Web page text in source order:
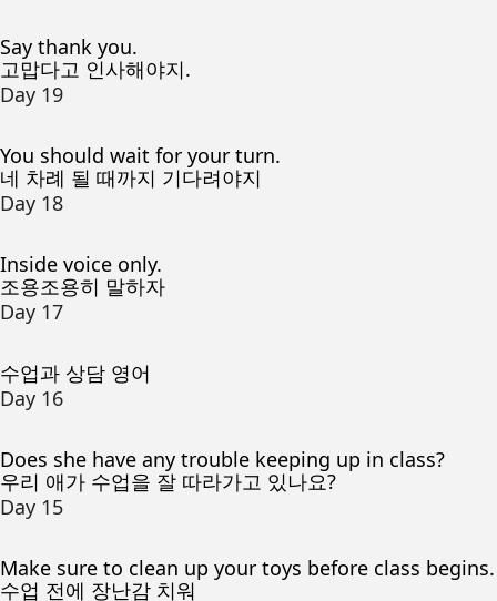
Say thank you.
고맙다고 인사해야지.
Day 19
You should wait for your turn.
네 차례 될 때까지 기다려야지
Day 18
Inside voice only.
조용조용히 말하자
Day 17
수업과 상담 영어
Day 16
Does she have any trouble keeping up in class?
우리 애가 수업을 잘 따라가고 있나요?
Day 15
Make sure to clean up your toys before class begins.
수업 전에 장난감 치워